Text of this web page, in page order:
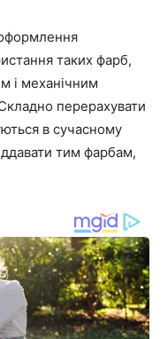
таких фарб,
і механічним
перерахувати
в сучасному
тим фарбам,